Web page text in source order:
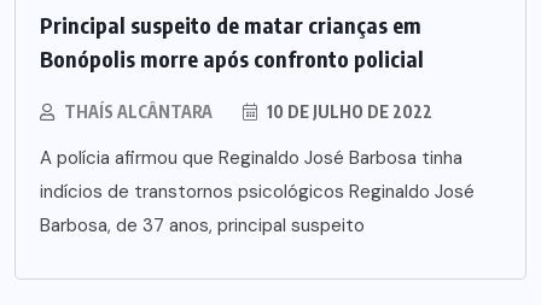
Principal suspeito de matar crianças em
Bonópolis morre após confronto policial
THAÍS ALCÂNTARA 10 DE JULHO DE 2022
A polícia afirmou que Reginaldo José Barbosa tinha
indícios de transtornos psicológicos Reginaldo José
Barbosa, de 37 anos, principal suspeito